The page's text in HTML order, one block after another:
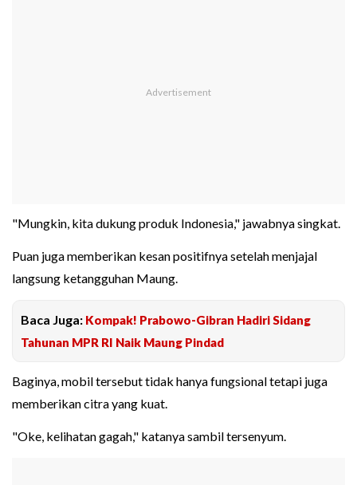
"Mungkin, kita dukung produk Indonesia," jawabnya singkat.
Puan juga memberikan kesan positifnya setelah menjajal
langsung ketangguhan Maung.
Baca Juga: Kompak! Prabowo-Gibran Hadiri Sidang
Tahunan MPR RI Naik Maung Pindad
Baginya, mobil tersebut tidak hanya fungsional tetapi juga
memberikan citra yang kuat.
"Oke, kelihatan gagah," katanya sambil tersenyum.